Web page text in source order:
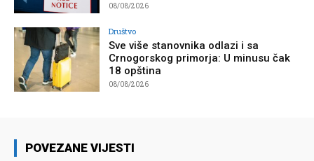
08/08/2026
Društvo
Sve više stanovnika odlazi i sa
Crnogorskog primorja: U minusu čak
18 opština
08/08/2026
POVEZANE VIJESTI